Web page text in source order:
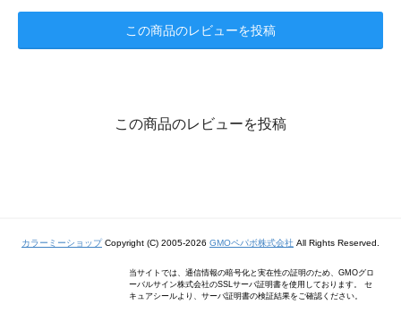
この商品のレビューを投稿
この商品のレビューを投稿
カラーミーショップCopyright (C) 2005-2026 GMOペパボ株式会社 All Rights Reserved.
当サイトでは、通信情報の暗号化と実在性の証明のため、GMOグロ
ーバルサイン株式会社のSSLサーバ証明書を使用しております。 セ
キュアシールより、サーバ証明書の検証結果をご確認ください。